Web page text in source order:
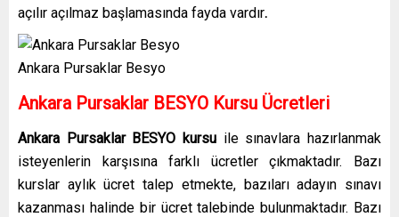
açılır açılmaz başlamasında fayda vardır.
Ankara Pursaklar Besyo
Ankara Pursaklar BESYO Kursu Ücretleri
Ankara Pursaklar BESYO kursu ile sınavlara hazırlanmak
isteyenlerin karşısına farklı ücretler çıkmaktadır. Bazı
kurslar aylık ücret talep etmekte, bazıları adayın sınavı
kazanması halinde bir ücret talebinde bulunmaktadır. Bazı